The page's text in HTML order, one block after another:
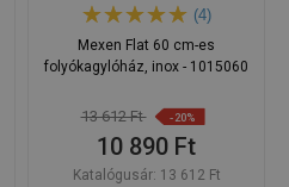
(4)
Mexen Flat 60 cm-es
folyókagylóház, inox - 1015060
13 612 Ft -20%
10 890 Ft
Katalógusár: 13 612 Ft